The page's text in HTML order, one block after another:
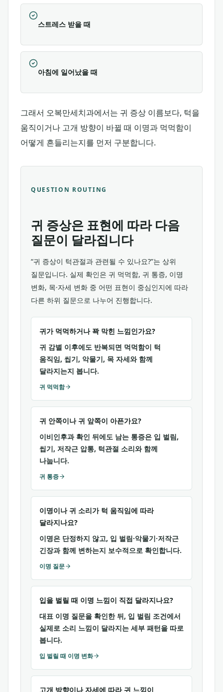
스트레스 받을 때
아침에 일어났을 때
그래서 오복만세치과에서는 귀 증상 이름보다, 턱을
움직이거나 고개 방향이 바뀔 때 이명과 먹먹함이
어떻게 흔들리는지를 먼저 구분합니다.
QUESTION ROUTING
귀 증상은 표현에 따라 다음
질문이 달라집니다
“귀 증상이 턱관절과 관련될 수 있나요?”는 상위
질문입니다. 실제 확인은 귀 먹먹함, 귀 통증, 이명
변화, 목·자세 변화 중 어떤 표현이 중심인지에 따라
다른 하위 질문으로 나누어 진행합니다.
귀가 먹먹하거나 꽉 막힌 느낌인가요?
귀 감별 이후에도 반복되면 먹먹함이 턱
움직임, 씹기, 악물기, 목 자세와 함께
달라지는지 봅니다.
귀 먹먹함
귀 안쪽이나 귀 앞쪽이 아픈가요?
이비인후과 확인 뒤에도 남는 통증은 입 벌림,
씹기, 저작근 압통, 턱관절 소리와 함께
나눕니다.
귀 통증
이명이나 귀 소리가 턱 움직임에 따라
달라지나요?
이명은 단정하지 않고, 입 벌림·악물기·저작근
긴장과 함께 변하는지 보수적으로 확인합니다.
이명 질문
입을 벌릴 때 이명 느낌이 직접 달라지나요?
대표 이명 질문을 확인한 뒤, 입 벌림 조건에서
실제로 소리 느낌이 달라지는 세부 패턴을 따로
봅니다.
입 벌릴 때 이명 변화
고개 방향이나 자세에 따라 귀 느낌이